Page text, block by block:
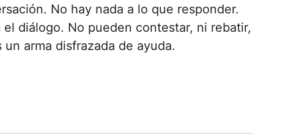
No hay nada a lo que responder.
diálogo. No pueden contestar, ni rebatir,
arma disfrazada de ayuda.